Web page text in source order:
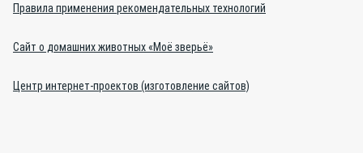
Правила применения рекомендательных технологий
Сайт о домашних животных «Моё зверьё»
Центр интернет-проектов (изготовление сайтов)